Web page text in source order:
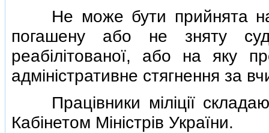
Не може бути прийнята на
погашену або не зняту
реабiлiтованої, або на яку
адмiнiстративне стягнення за
Працiвники мiлiцiї
Кабiнетом Мiнiстрiв України.